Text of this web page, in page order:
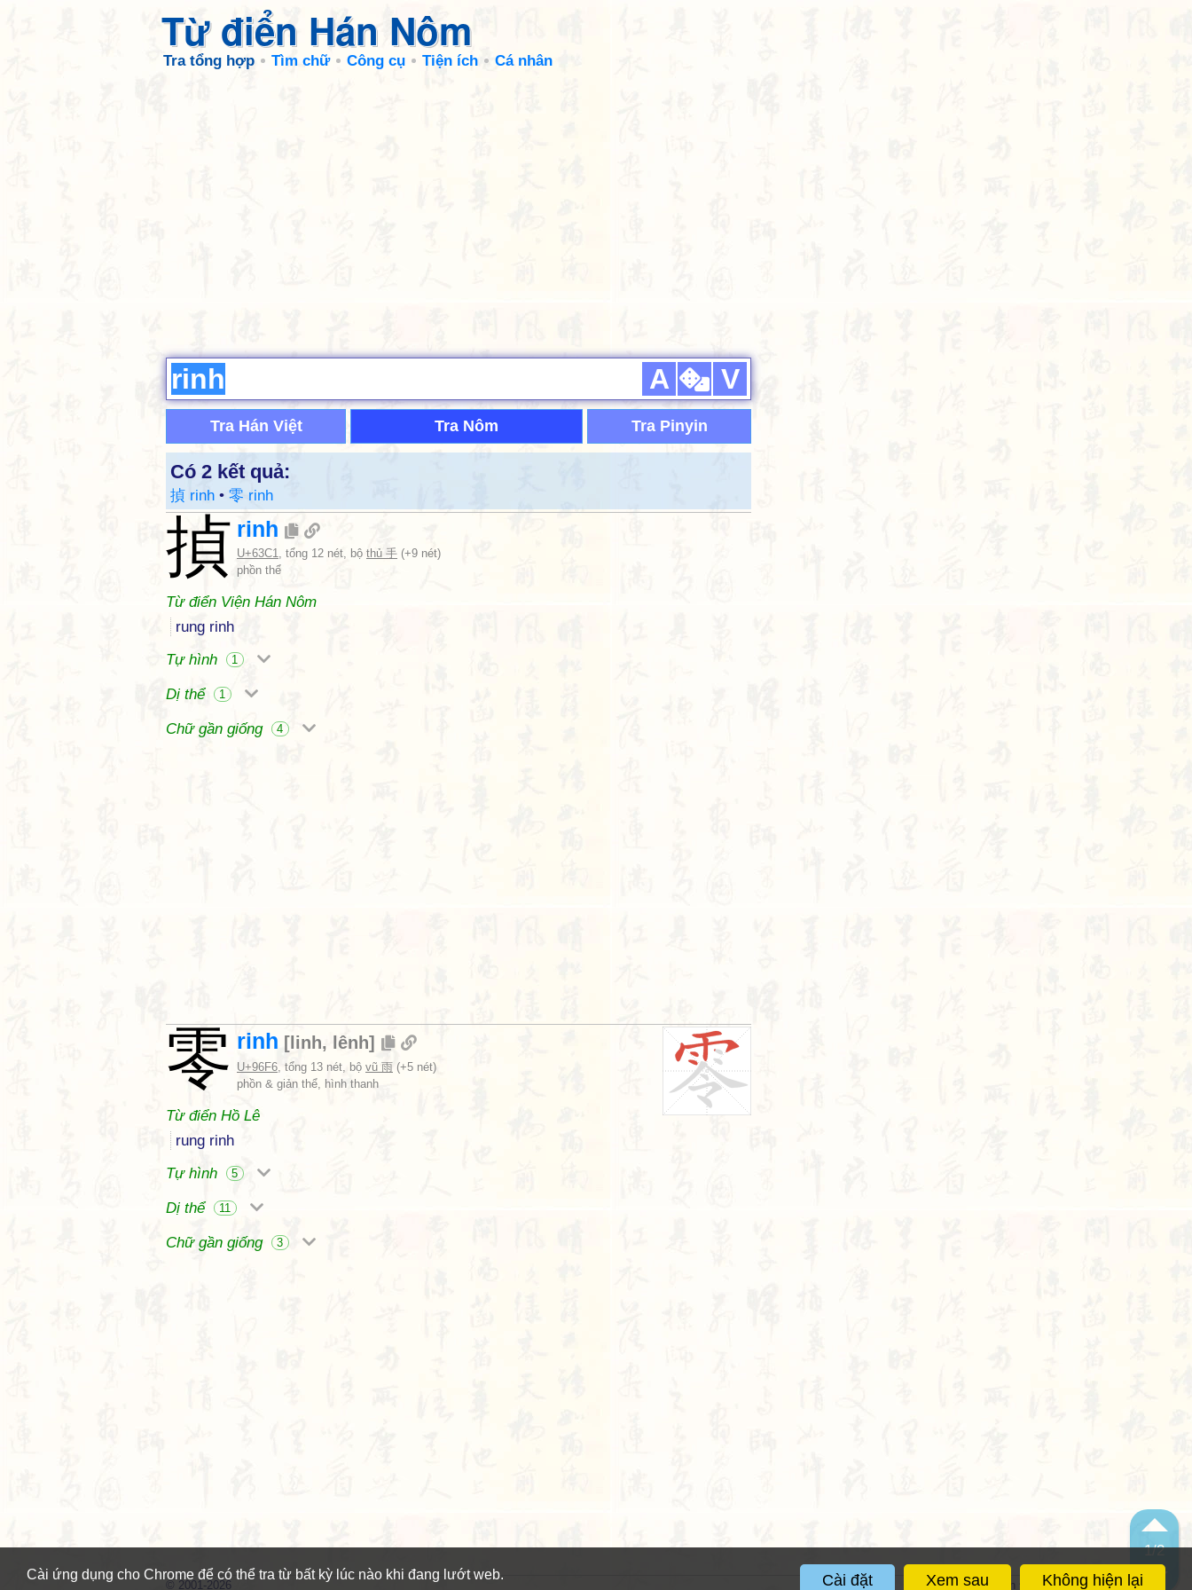
Từ điển Hán Nôm
Tra tổng hợp Tìm chữ Công cụ Tiện ích Cá nhân
A V
Tra Hán Việt Tra Nôm Tra Pinyin
Có 2 kết quả:
揁 rinh • 零 rinh
1/2
揁 rinh
U+63C1, tổng 12 nét, bộ thủ 手 (+9 nét)
phồn thể
Từ điển Viện Hán Nôm
rung rinh
Tự hình
1
Dị thể 1
Chữ gần giống 4
零 rinh [ linh, lênh]
U+96F6, tổng 13 nét, bộ vũ 雨 (+5 nét)
phồn & giản thể, hình thanh
Từ điển Hồ Lê
rung rinh
Tự hình
5
Dị thể 11
Chữ gần giống 3
© 2001-2026 Màu giao diện
Cài đặt Xem sau Không hiện lại
Cài ứng dụng cho Chrome để có thể tra từ bất kỳ lúc nào khi đang lướt web.